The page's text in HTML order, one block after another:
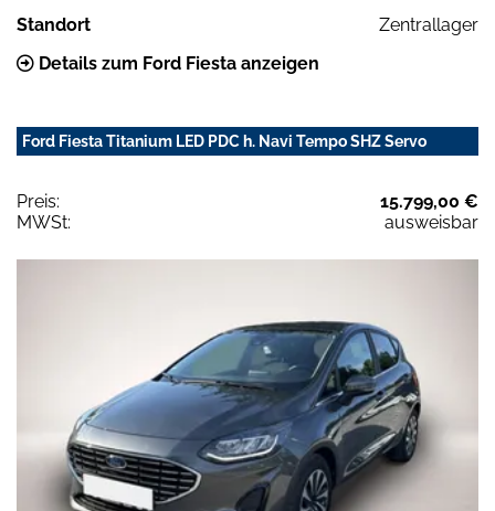
Standort
Zentrallager
Details zum Ford Fiesta anzeigen
Ford Fiesta Titanium LED PDC h. Navi Tempo SHZ Servo
Preis:
15.799,00 €
MWSt:
ausweisbar